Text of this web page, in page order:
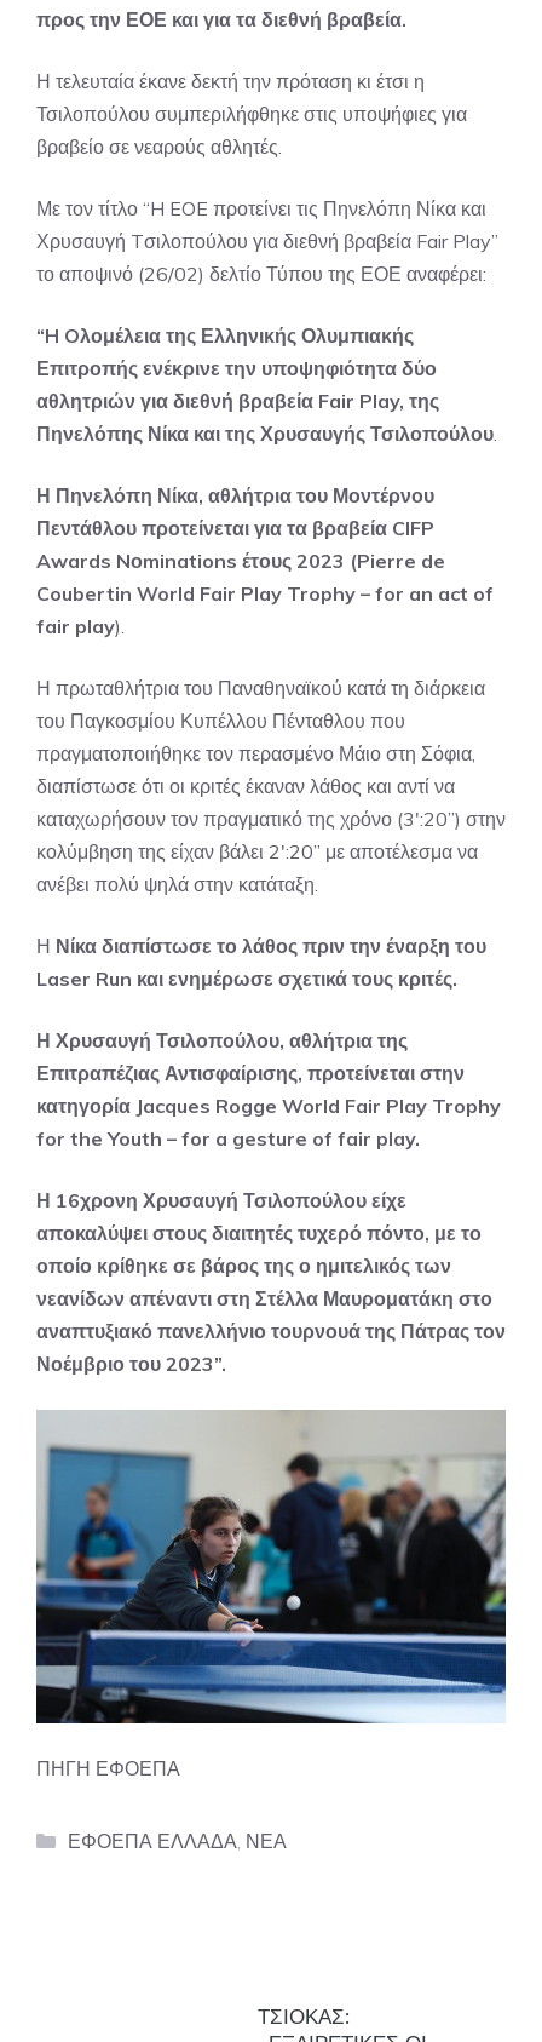
προς την ΕΟΕ και για τα διεθνή βραβεία.
Η τελευταία έκανε δεκτή την πρόταση κι έτσι η
Τσιλοπούλου συμπεριλήφθηκε στις υποψήφιες για
βραβείο σε νεαρούς αθλητές.
Με τον τίτλο “H EOE προτείνει τις Πηνελόπη Νίκα και
Χρυσαυγή Tσιλοπούλου για διεθνή βραβεία Fair Play”
το αποψινό (26/02) δελτίο Τύπου της ΕΟΕ αναφέρει:
“H Oλομέλεια της Ελληνικής Ολυμπιακής
Επιτροπής ενέκρινε την υποψηφιότητα δύο
αθλητριών για διεθνή βραβεία Fair Play, της
Πηνελόπης Νίκα και της Χρυσαυγής Τσιλοπούλου.
Η Πηνελόπη Νίκα, αθλήτρια του Μοντέρνου
Πεντάθλου προτείνεται για τα βραβεία CIFP
Awards Nοminations έτους 2023 (Pierre de
Coubertin World Fair Play Trophy – for an act of
fair play).
Η πρωταθλήτρια του Παναθηναϊκού κατά τη διάρκεια
του Παγκοσμίου Κυπέλλου Πένταθλου που
πραγματοποιήθηκε τον περασμένο Μάιο στη Σόφια,
διαπίστωσε ότι οι κριτές έκαναν λάθος και αντί να
καταχωρήσουν τον πραγματικό της χρόνο (3′:20”) στην
κολύμβηση της είχαν βάλει 2′:20” με αποτέλεσμα να
ανέβει πολύ ψηλά στην κατάταξη.
Η Νίκα διαπίστωσε το λάθος πριν την έναρξη του
Laser Run και ενημέρωσε σχετικά τους κριτές.
Η Χρυσαυγή Τσιλοπούλου, αθλήτρια της
Επιτραπέζιας Αντισφαίρισης, προτείνεται στην
κατηγορία Jacques Rogge World Fair Play Trophy
for the Youth – for a gesture of fair play.
Η 16χρονη Χρυσαυγή Τσιλοπούλου είχε
αποκαλύψει στους διαιτητές τυχερό πόντο, με το
οποίο κρίθηκε σε βάρος της ο ημιτελικός των
νεανίδων απέναντι στη Στέλλα Μαυροματάκη στο
αναπτυξιακό πανελλήνιο τουρνουά της Πάτρας τον
Νοέμβριο του 2023”.
ΠΗΓΗ ΕΦΟΕΠΑ
Categories
ΕΦΟΕΠΑ ΕΛΛΑΔΑ ΝΕΑ
ΤΣΙΟΚΑΣ: